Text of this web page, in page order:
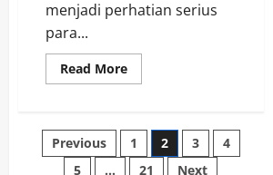
menjadi perhatian serius
para...
Read MoreRead
more
Mulai
Ditemukan
di
Indonesia,
Posts
Previous 1 2 3
4
5
… 21 Next